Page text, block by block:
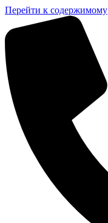
Перейти к содержимому